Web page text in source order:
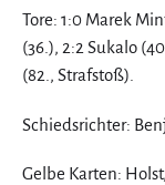
Tore: 1:0 Marek
(36.), 2:2 Sukalo
(82., Strafstoß).
Schiedsrichter:
Gelbe Karten: